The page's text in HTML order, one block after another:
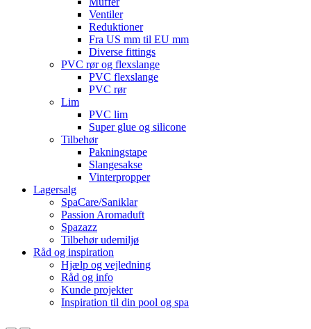
Ventiler
Reduktioner
Fra US mm til EU mm
Diverse fittings
PVC rør og flexslange
PVC flexslange
PVC rør
Lim
PVC lim
Super glue og silicone
Tilbehør
Pakningstape
Slangesakse
Vinterpropper
Lagersalg
SpaCare/Saniklar
Passion Aromaduft
Spazazz
Tilbehør udemiljø
Råd og inspiration
Hjælp og vejledning
Råd og info
Kunde projekter
Inspiration til din pool og spa